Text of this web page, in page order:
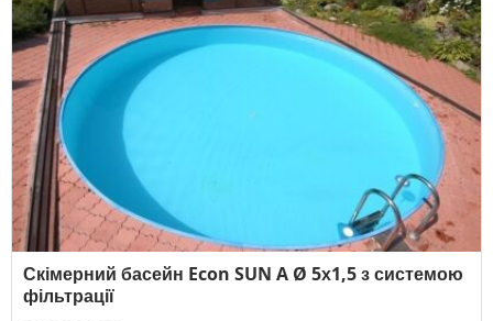
Скімерний басейн Econ SUN A Ø 5х1,5 з системою
фільтрації